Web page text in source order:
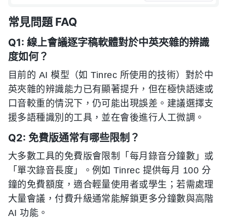
常見問題 FAQ
Q1: 線上會議逐字稿軟體對於中英夾雜的辨識
度如何？
目前的 AI 模型（如 Tinrec 所使用的技術）對於中
英夾雜的辨識能力已有顯著提升，但在極快語速或
口音較重的情況下，仍可能出現誤差。建議選擇支
援多語種識別的工具，並在會後進行人工微調。
Q2: 免費版通常有哪些限制？
大多數工具的免費版會限制「每月錄音分鐘數」或
「單次錄音長度」。例如 Tinrec 提供每月 100 分
鐘的免費額度，適合輕量使用者或學生；若需處理
大量會議，付費升級通常能解鎖更多分鐘數與高階
AI 功能。